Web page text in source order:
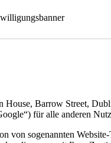
Barrow Street,
für alle anderen
sogenannten